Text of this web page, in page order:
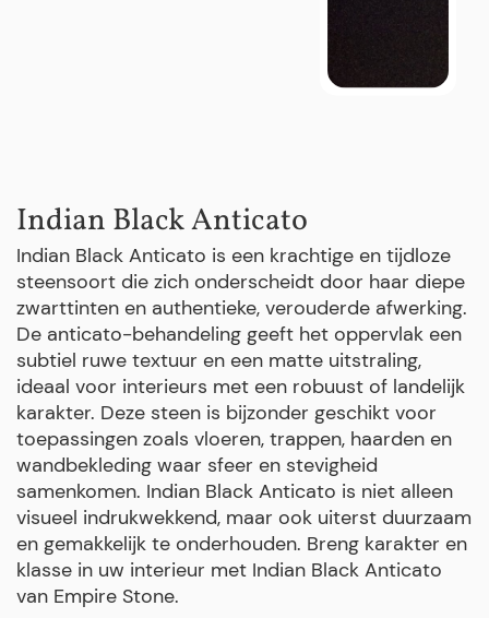
Indian Black Anticato
Indian Black Anticato is een krachtige en tijdloze
steensoort die zich onderscheidt door haar diepe
zwarttinten en authentieke, verouderde afwerking.
De anticato-behandeling geeft het oppervlak een
subtiel ruwe textuur en een matte uitstraling,
ideaal voor interieurs met een robuust of landelijk
karakter. Deze steen is bijzonder geschikt voor
toepassingen zoals vloeren, trappen, haarden en
wandbekleding waar sfeer en stevigheid
samenkomen. Indian Black Anticato is niet alleen
visueel indrukwekkend, maar ook uiterst duurzaam
en gemakkelijk te onderhouden. Breng karakter en
klasse in uw interieur met Indian Black Anticato
van Empire Stone.